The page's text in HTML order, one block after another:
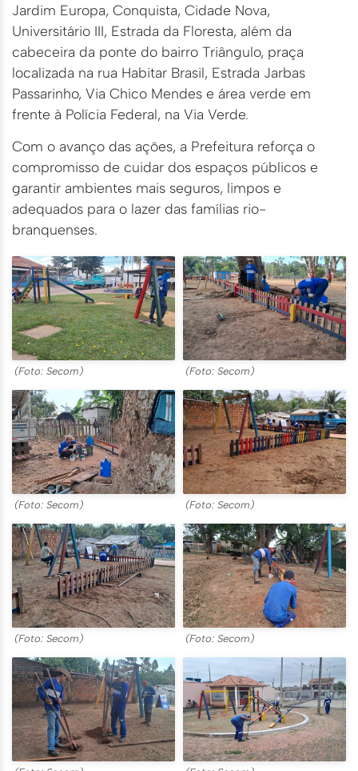
Jardim Europa, Conquista, Cidade Nova,
Universitário III, Estrada da Floresta, além da
cabeceira da ponte do bairro Triângulo, praça
localizada na rua Habitar Brasil, Estrada Jarbas
Passarinho, Via Chico Mendes e área verde em
frente à Polícia Federal, na Via Verde.
Com o avanço das ações, a Prefeitura reforça o
compromisso de cuidar dos espaços públicos e
garantir ambientes mais seguros, limpos e
adequados para o lazer das famílias rio-
branquenses.
(Foto: Secom) (Foto: Secom)
(Foto: Secom) (Foto: Secom)
(Foto: Secom) (Foto: Secom)